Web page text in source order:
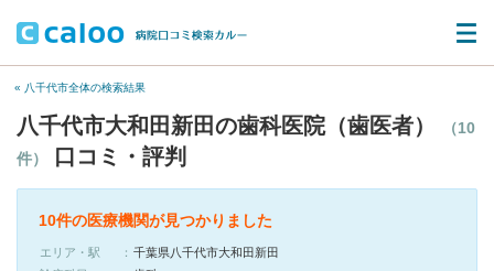
« 八千代市全体の検索結果
八千代市大和田新田の歯科医院（歯医者）
（10
件）
口コミ・評判
10件の医療機関が見つかりました
エリア・駅
千葉県八千代市大和田新田